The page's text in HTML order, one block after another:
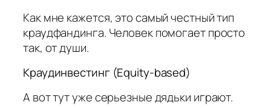
Как мне кажется, это самый честный тип
краудфандинга. Человек помогает просто
так, от души.
Краудинвестинг (Equity-based)
А вот тут уже серьезные дядьки играют.